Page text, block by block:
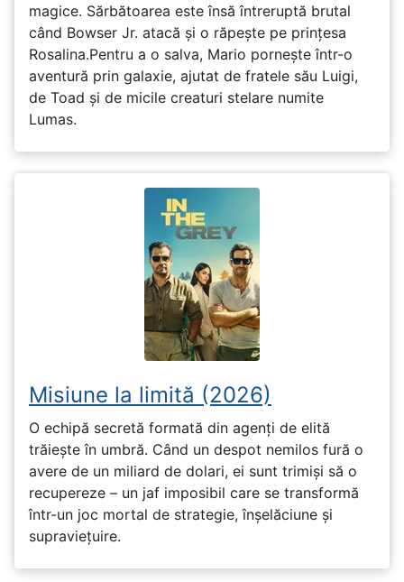
magice. Sărbătoarea este însă întreruptă brutal
când Bowser Jr. atacă și o răpește pe prinţesa
Rosalina.Pentru a o salva, Mario pornește într-o
aventură prin galaxie, ajutat de fratele său Luigi,
de Toad și de micile creaturi stelare numite
Lumas.
Misiune la limită (2026)
O echipă secretă formată din agenți de elită
trăiește în umbră. Când un despot nemilos fură o
avere de un miliard de dolari, ei sunt trimiși să o
recupereze – un jaf imposibil care se transformă
într-un joc mortal de strategie, înșelăciune și
supraviețuire.